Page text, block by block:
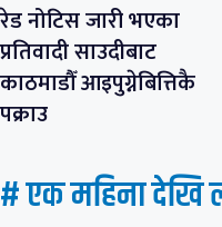
रेड नोटिस जारी भएका
प्रतिवादी साउदीबाट
काठमाडौँ आइपुग्नेबित्तिकै
पक्राउ
# एक महिना देखि